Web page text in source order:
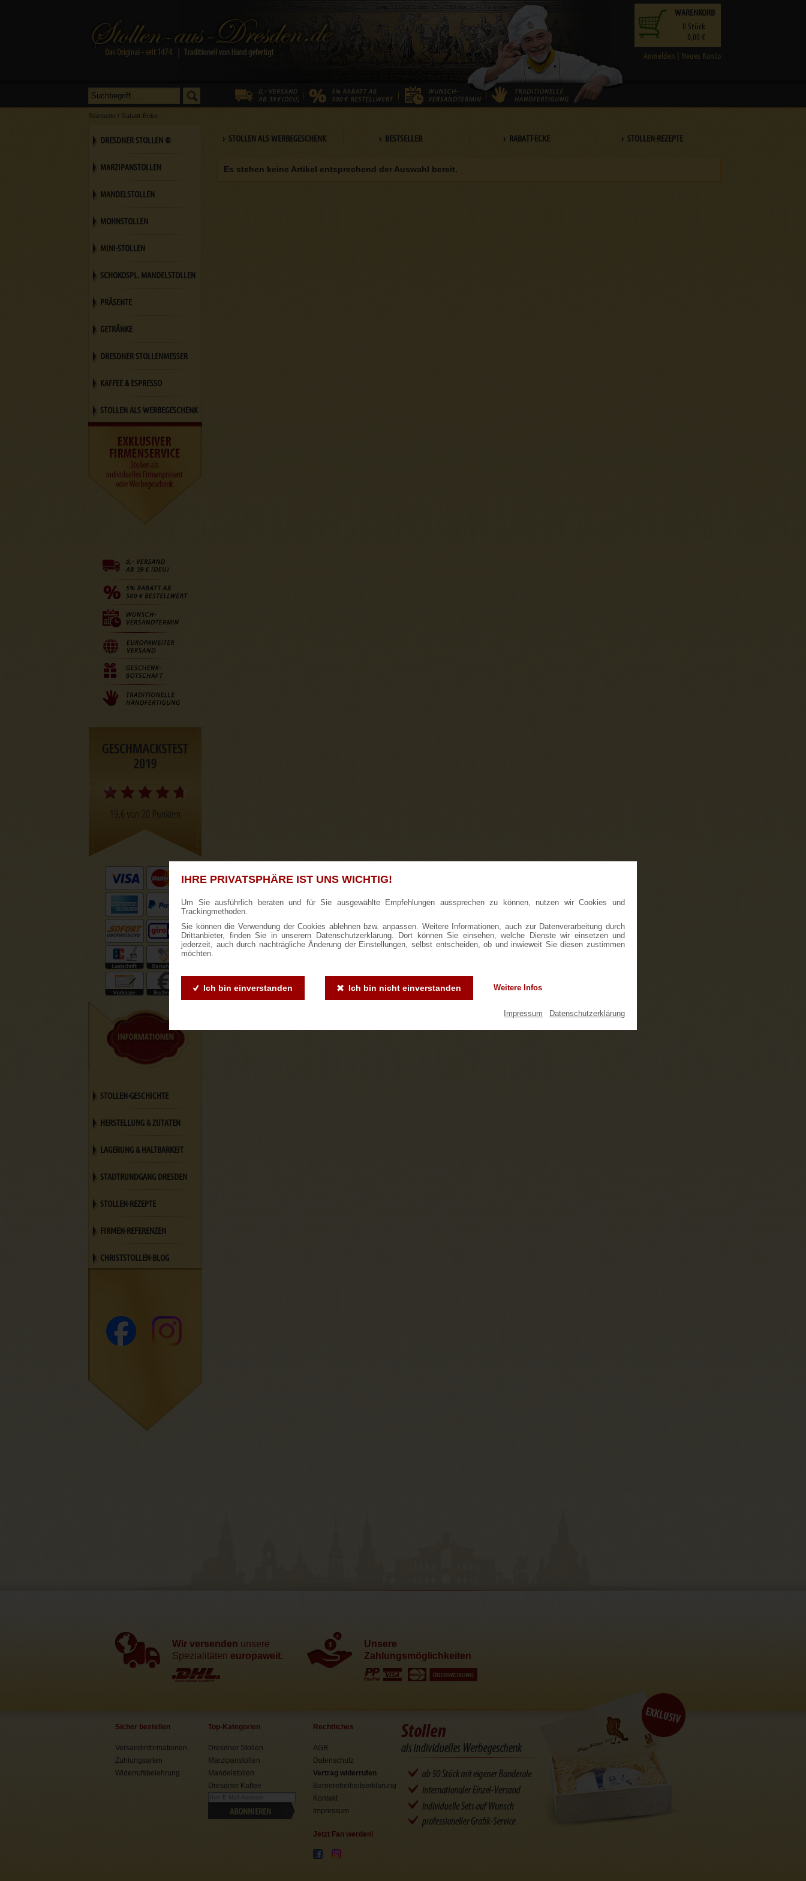
IHRE PRIVATSPHÄRE IST UNS WICHTIG!
Um Sie ausführlich beraten und für Sie ausgewählte Empfehlungen aussprechen zu können, nutzen wir Cookies und
Trackingmethoden.
Sie können die Verwendung der Cookies ablehnen bzw. anpassen. Weitere Informationen, auch zur Datenverarbeitung durch
Drittanbieter, finden Sie in unserern Datenschutzerklärung. Dort können Sie einsehen, welche Dienste wir einsetzen und
jederzeit, auch durch nachträgliche Änderung der Einstellungen, selbst entscheiden, ob und inwieweit Sie diesen zustimmen
möchten.
Ich bin einverstanden Ich bin nicht einverstanden Weitere Infos
Impressum Datenschutzerklärung
Anmelden | Neues Konto
WARENKORB
0 Stück
0,00 €
Startseite / Rabatt-Ecke
› STOLLEN ALS WERBEGESCHENK › BESTSELLER › RABATT-ECKE › STOLLEN-REZEPTE
Es stehen keine Artikel entsprechend der Auswahl bereit.
DRESDNER STOLLEN ®
MARZIPANSTOLLEN
MANDELSTOLLEN
MOHNSTOLLEN
MINI-STOLLEN
SCHOKOSPL. MANDELSTOLLEN
PRÄSENTE
GETRÄNKE
DRESDNER STOLLENMESSER
KAFFEE & ESPRESSO
STOLLEN ALS WERBEGESCHENK
STOLLEN-GESCHICHTE
HERSTELLUNG & ZUTATEN
LAGERUNG & HALTBARKEIT
STADTRUNDGANG DRESDEN
STOLLEN-REZEPTE
FIRMEN-REFERENZEN
CHRISTSTOLLEN-BLOG
Wir versenden unsere
Spezialitäten europaweit.
Unsere
Zahlungsmöglichkeiten
Sicher bestellen
Versandinformationen
Zahlungsarten
Widerrufsbelehrung
Top-Kategorien
Dresdner Stollen
Marzipanstollen
Mandelstollen
Dresdner Kaffee
ABONNIEREN
Rechtliches
AGB
Datenschutz
Vertrag widerrufen
Barrierefreiheitserklärung
Kontakt
Impressum
Jetzt Fan werden!